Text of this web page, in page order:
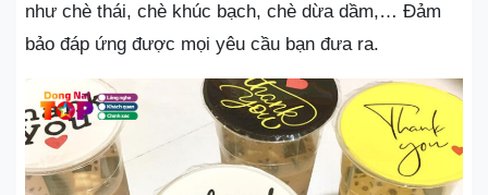
như chè thái, chè khúc bạch, chè dừa dầm,… Đảm
bảo đáp ứng được mọi yêu cầu bạn đưa ra.